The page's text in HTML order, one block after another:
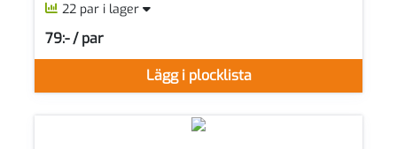
22 par i lager
Lägg i plocklista
79:- / par
SEK per PAR